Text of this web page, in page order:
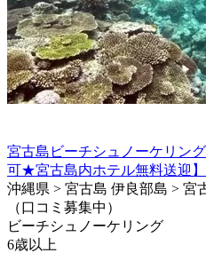
宮古島ビーチシュノーケリン
可★宮古島内ホテル無料送迎】
沖縄県 > 宮古島 伊良部島 > 宮
（口コミ募集中）
ビーチシュノーケリング
6歳以上